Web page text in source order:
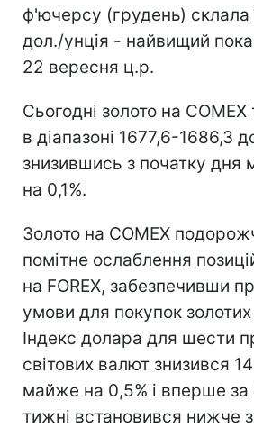
ф'ючерсу (грудень) склала
дол./унція - найвищий
22 вересня ц.р.
Сьогодні золото на COMEX
в діапазоні 1677,6-1686,3
знизившись з початку дня
на 0,1%.
Золото на COMEX
помітне ослаблення
на FOREX, забезпечивши
умови для покупок золотих
Індекс долара для шести
світових валют знизився
майже на 0,5% і вперше за
тижні встановився нижче